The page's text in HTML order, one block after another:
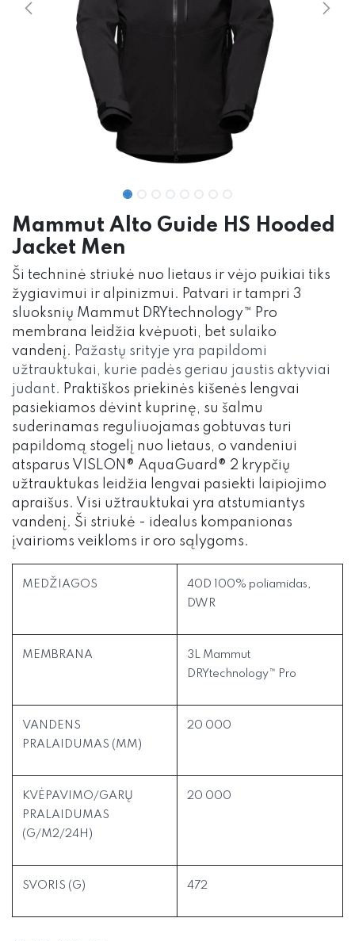
Mammut Alto Guide HS Hooded
Jacket Men
Ši techninė striukė nuo lietaus ir vėjo puikiai tiks
žygiavimui ir alpinizmui. Patvari ir tampri 3
sluoksnių Mammut DRYtechnology™ Pro
membrana leidžia kvėpuoti, bet sulaiko
vandenį. Pažastų srityje yra papildomi
užtrauktukai, kurie padės geriau jaustis aktyviai
judant. Praktiškos priekinės kišenės lengvai
pasiekiamos dėvint kuprinę, su šalmu
suderinamas reguliuojamas gobtuvas turi
papildomą stogelį nuo lietaus, o vandeniui
atsparus VISLON® AquaGuard® 2 krypčių
užtrauktukas leidžia lengvai pasiekti laipiojimo
apraišus. Visi užtrauktukai yra atstumiantys
vandenį. Ši striukė - idealus kompanionas
įvairioms veikloms ir oro sąlygoms.
MEDŽIAGOS
40D 100% poliamidas,
DWR
MEMBRANA
3L Mammut
DRYtechnology™ Pro
VANDENS
PRALAIDUMAS (MM)
20 000
KVĖPAVIMO/GARŲ
PRALAIDUMAS
(G/M2/24H)
20 000
SVORIS (G) 472